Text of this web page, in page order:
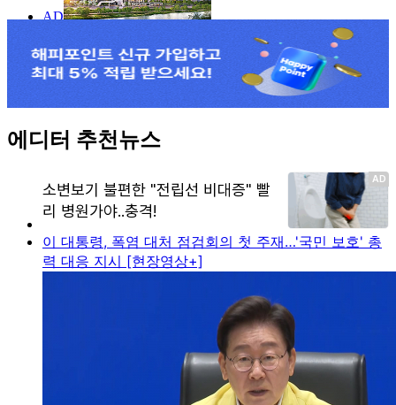
에디터 추천뉴스
이 대통령, 폭염 대처 점검회의 첫 주재…'국민 보호' 총
력 대응 지시 [현장영상+]